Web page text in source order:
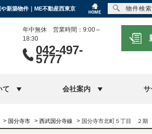
新築物件｜ME不動産西東京
年中無休 営業時間：9:00～
18:30
042-497-
5777
て 会社案内
> 国分寺市 > 西武国分寺線 > 国分寺市北町５丁目 ２
物件検索